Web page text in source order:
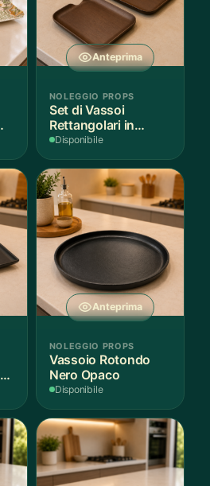
Anteprima
NOLEGGIO PROPS
Set di Vassoi
Rettangolari in
Finitura Legno
Disponibile
Anteprima
NOLEGGIO PROPS
Vassoio Rotondo
Nero Opaco
Disponibile